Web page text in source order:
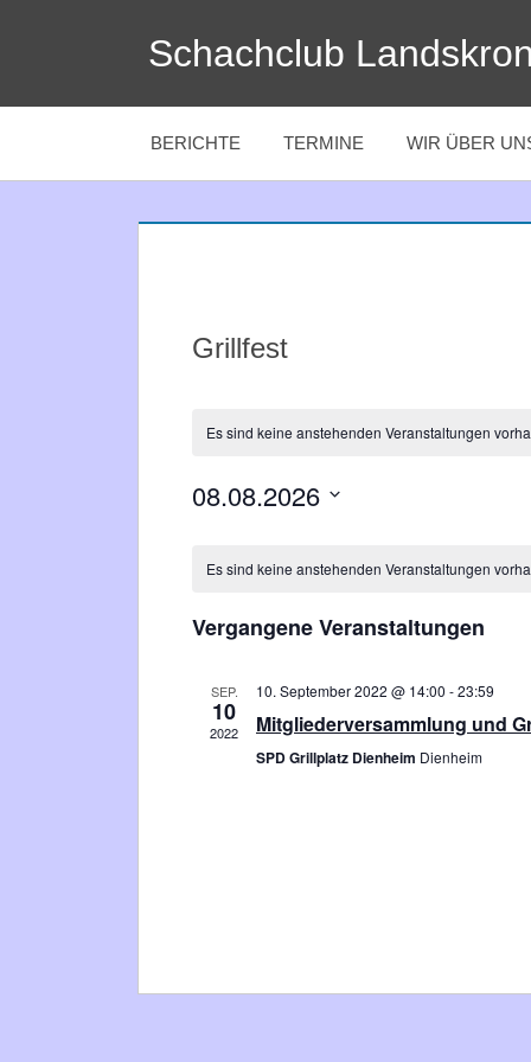
Schachclub
BERICHTE TERMINE WIR ÜBER
Grillfest
Es sind keine anstehenden Veranstaltungen
08.08.2026
wählen.
Kalender
Veranstaltungen
Es sind keine anstehenden Veranstaltungen
Vergangene Veranstaltungen
SEP.
10
2022
10. September 2022 @ 14:00 -23:59
Mitgliederversammlung und
SPD Grillplatz Dienheim Dienheim